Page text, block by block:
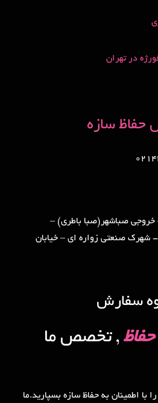
در تهران
حفاظ سازه
خروجی صباشهر(صبا باطری) –
شهرک صنعتی زواره ای – خیابان
سفارش
حفاظ , تخصص ما
با اطمینان به حفاظ سازه بسپارید.ما